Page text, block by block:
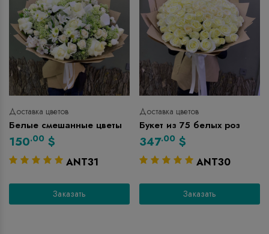
Доставка цветов
Белые смешанные цветы
150.00 $
ANT31
Заказать
Доставка цветов
Букет из 75 белых роз
347.00 $
ANT30
Заказать